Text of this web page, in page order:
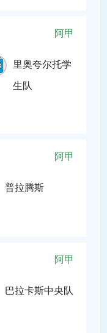
阿甲
里奥夸尔托学
生队
阿甲
普拉腾斯
阿甲
巴拉卡斯中央队